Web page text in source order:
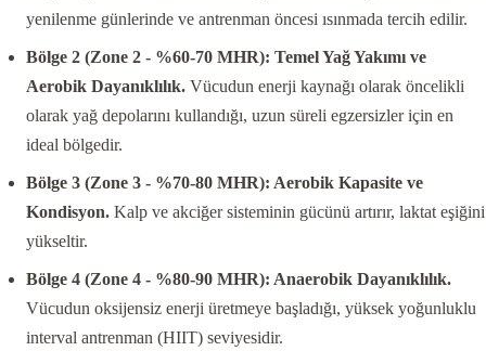
yenilenme günlerinde ve antrenman öncesi ısınmada tercih edilir.
Bölge 2 (Zone 2 - %60-70 MHR): Temel Yağ Yakımı ve
Aerobik Dayanıklılık. Vücudun enerji kaynağı olarak öncelikli
olarak yağ depolarını kullandığı, uzun süreli egzersizler için en
ideal bölgedir.
Bölge 3 (Zone 3 - %70-80 MHR): Aerobik Kapasite ve
Kondisyon. Kalp ve akciğer sisteminin gücünü artırır, laktat eşiğini
yükseltir.
Bölge 4 (Zone 4 - %80-90 MHR): Anaerobik Dayanıklılık.
Vücudun oksijensiz enerji üretmeye başladığı, yüksek yoğunluklu
interval antrenman (HIIT) seviyesidir.